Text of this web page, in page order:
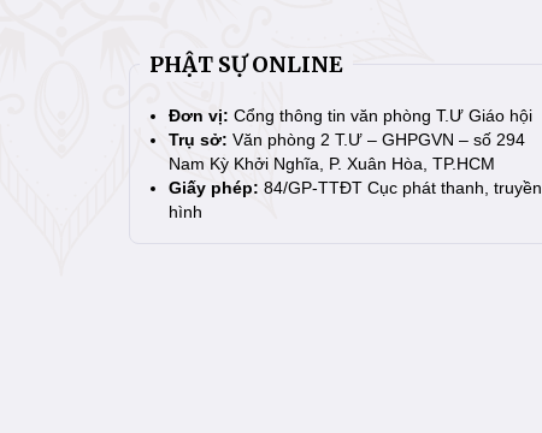
PHẬT SỰ ONLINE
Đơn vị: Cổng thông tin văn phòng T.Ư Giáo hội
Trụ sở: Văn phòng 2 T.Ư – GHPGVN – số 294
Nam Kỳ Khởi Nghĩa, P. Xuân Hòa, TP.HCM
Giấy phép: 84/GP-TTĐT Cục phát thanh, truyền
hình